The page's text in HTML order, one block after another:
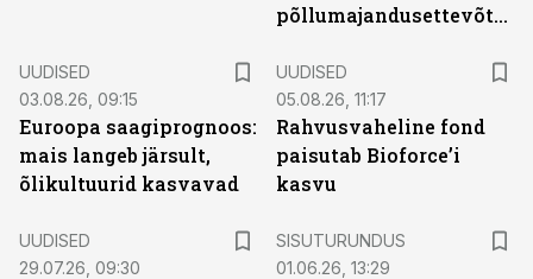
põllumajandusettevõtted
UUDISED
03.08.26, 09:15
Euroopa saagiprognoos:
mais langeb järsult,
õlikultuurid kasvavad
UUDISED
05.08.26, 11:17
Rahvusvaheline fond
paisutab Bioforce’i
kasvu
UUDISED
29.07.26, 09:30
SISUTURUNDUS
01.06.26, 13:29